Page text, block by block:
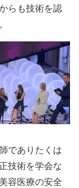
らも技術を認
でありたくは
技術を学会な
容医療の安全